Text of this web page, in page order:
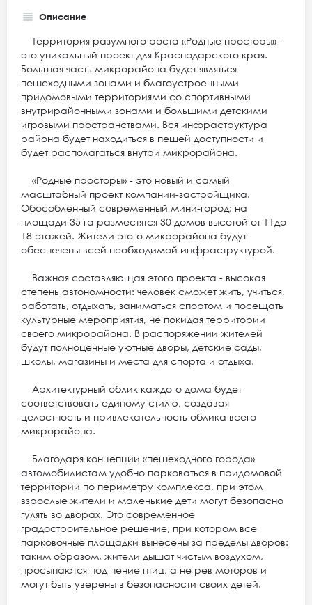
Описание
Территория разумного роста «Родные просторы» -
это уникальный проект для Краснодарского края.
Большая часть микрорайона будет являться
пешеходными зонами и благоустроенными
придомовыми территориями со спортивными
внутрирайонными зонами и большими детскими
игровыми пространствами. Вся инфраструктура
района будет находиться в пешей доступности и
будет располагаться внутри микрорайона.
«Родные просторы» - это новый и самый
масштабный проект компании-застройщика.
Обособленный современный мини-город: на
площади 35 га разместятся 30 домов высотой от 11до
18 этажей. Жители этого микрорайона будут
обеспечены всей необходимой инфраструктурой.
Важная составляющая этого проекта - высокая
степень автономности: человек сможет жить, учиться,
работать, отдыхать, заниматься спортом и посещать
культурные мероприятия, не покидая территории
своего микрорайона. В распоряжении жителей
будут полноценные уютные дворы, детские сады,
школы, магазины и места для спорта и отдыха.
Архитектурный облик каждого дома будет
соответствовать единому стилю, создавая
целостность и привлекательность облика всего
микрорайона.
Благодаря концепции «пешеходного города»
автомобилистам удобно парковаться в придомовой
территории по периметру комплекса, при этом
взрослые жители и маленькие дети могут безопасно
гулять во дворах. Это современное
градостроительное решение, при котором все
парковочные площадки вынесены за пределы дворов:
таким образом, жители дышат чистым воздухом,
просыпаются под пение птиц, а не рев моторов и
могут быть уверены в безопасности своих детей.